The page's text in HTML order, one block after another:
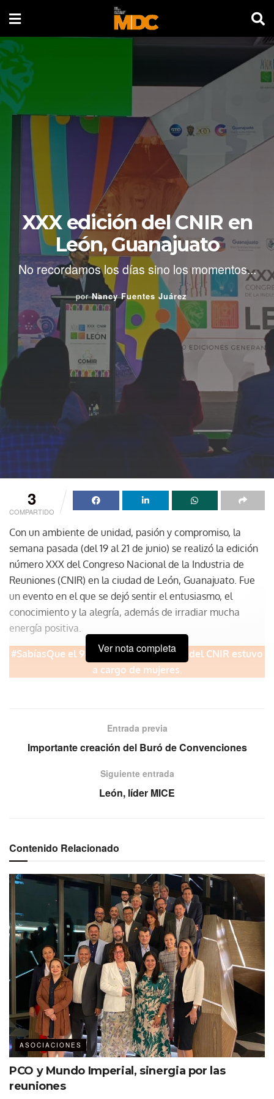
XXX edición del CNIR en
León, Guanajuato
No recordamos los días sino los momentos...
por Nancy Fuentes Juárez
3
COMPARTIDO
Con un ambiente de unidad, pasión y compromiso, la
semana pasada (del 19 al 21 de junio) se realizó la edición
número XXX del Congreso Nacional de la Industria de
Reuniones (CNIR) en la ciudad de León, Guanajuato. Fue
un evento en el que se dejó sentir el entusiasmo, el
conocimiento y la alegría, además de irradiar mucha
energía positiva.
#SabíasQue el 98% de la organización del CNIR estuvo
a cargo de mujeres.
Ransom, líder global experta en innovación; Ryan Minton,
creador de experiencias; Leonardo de Lozane, músico,
los presentes su entusiasmo y relató una historia con
anécdotas muy entretenidas para destacar cómo con
Ver nota completa
Entrada previa
Importante creación del Buró de Convenciones
Siguiente entrada
León, líder MICE
Contenido Relacionado
ASOCIACIONES
PCO y Mundo Imperial, sinergia por las
reuniones